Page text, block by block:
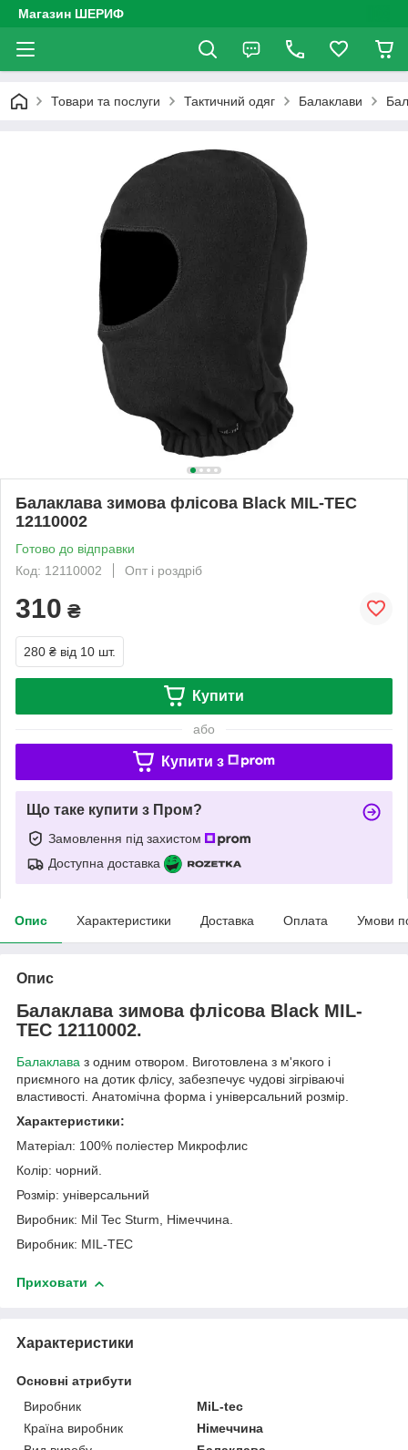
Магазин ШЕРИФ
Товари та послуги Тактичний одяг Балаклави
Балаклава зимова флісова Black MIL-TEC
12110002
Готово до відправки
Код: 12110002
Опт і роздріб
310 ₴
280 ₴ від 10 шт.
Купити
або
Купити з
Що таке купити з Пром?
Замовлення під захистом
Доступна доставка
Опис Характеристики Доставка Оплата Умови
Опис
Балаклава зимова флісова Black MIL-
TEC 12110002.
Балаклава з одним отвором. Виготовлена з м'якого і
приємного на дотик флісу, забезпечує чудові зігріваючі
властивості. Анатомічна форма і універсальний розмір.
Характеристики:
Матеріал: 100% поліестер Микрофлис
Колір: чорний.
Розмір: універсальний
Виробник: Mil Tec Sturm, Німеччина.
Виробник: MIL-TEC
Приховати
Характеристики
Основні атрибути
Виробник
MiL-tec
Країна виробник
Німеччина